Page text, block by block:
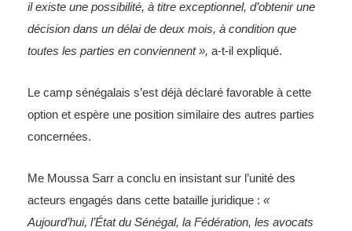
il existe une possibilité, à titre exceptionnel, d’obtenir une
décision dans un délai de deux mois, à condition que
toutes les parties en conviennent », a-t-il expliqué.
Le camp sénégalais s’est déjà déclaré favorable à cette
option et espère une position similaire des autres parties
concernées.
Me Moussa Sarr a conclu en insistant sur l’unité des
acteurs engagés dans cette bataille juridique : «
Aujourd’hui, l’État du Sénégal, la Fédération, les avocats